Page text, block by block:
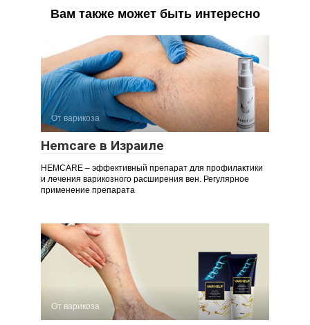
Вам также может быть интересно
От варикоза
Hemcare в Израиле
HEMCARE – эффективный препарат для профилактики
и лечения варикозного расширения вен. Регулярное
применение препарата
От варикоза